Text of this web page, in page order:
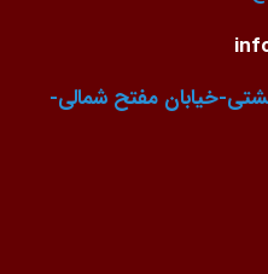
خیابان مفتح شمالی-